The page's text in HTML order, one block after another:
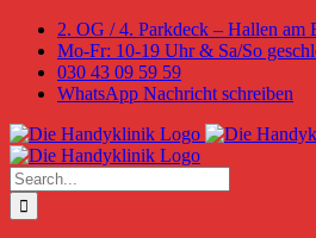
Skip
content
2. OG / 4. Parkdeck – Hallen am
Mo-Fr: 10-19 Uhr & Sa/So
030 43 09 59 59
WhatsApp Nachricht schreiben
Search
for: